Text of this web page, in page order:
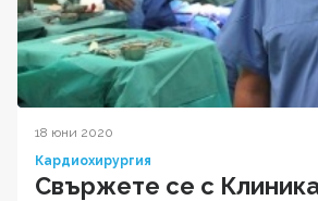
18 юни 2020
Кардиохирургия
Свържете се с